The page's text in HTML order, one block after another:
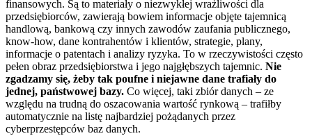
finansowych. Są to materiały o niezwykłej wrażliwości dla
przedsiębiorców, zawierają bowiem informacje objęte tajemnicą
handlową, bankową czy innych zawodów zaufania publicznego,
know-how, dane kontrahentów i klientów, strategie, plany,
informacje o patentach i analizy ryzyka. To w rzeczywistości często
pełen obraz przedsiębiorstwa i jego najgłębszych tajemnic. Nie
zgadzamy się, żeby tak poufne i niejawne dane trafiały do
jednej, państwowej bazy. Co więcej, taki zbiór danych – ze
względu na trudną do oszacowania wartość rynkową – trafiłby
automatycznie na listę najbardziej pożądanych przez
cyberprzestępców baz danych.